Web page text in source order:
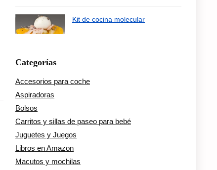
Kit de cocina molecular
Categorías
Accesorios para coche
Aspiradoras
Bolsos
Carritos y sillas de paseo para bebé
Juguetes y Juegos
Libros en Amazon
Macutos y mochilas